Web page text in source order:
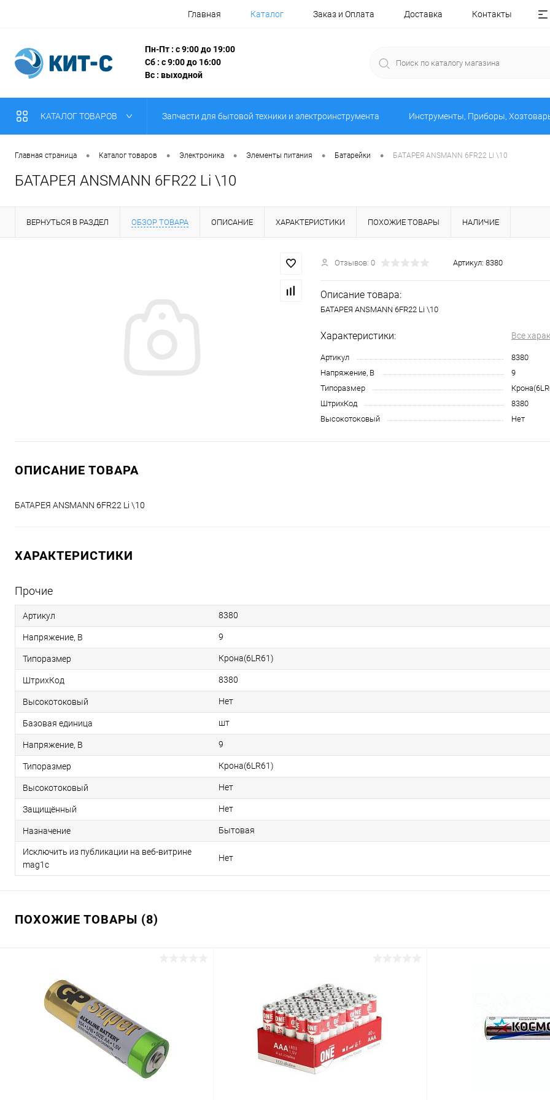
Главная Каталог Заказ и Оплата Доставка Контакты
Пн-Пт : с 9:00 до 19:00
Сб : с 9:00 до 16:00
Вс : выходной
КАТАЛОГ ТОВАРОВ Запчасти для бытовой техники и электроинструмента Инструменты, Приборы,
Главная страница • Каталог товаров • Электроника • Элементы питания • Батарейки • БАТАРЕЯ ANSMANN 6FR22 Li \10
БАТАРЕЯ ANSMANN 6FR22 Li \10
ВЕРНУТЬСЯ В РАЗДЕЛ ОБЗОР ТОВАРА ОПИСАНИЕ ХАРАКТЕРИСТИКИ ПОХОЖИЕ ТОВАРЫ НАЛИЧИЕ
Отзывов: 0 Артикул: 8380
Описание товара:
БАТАРЕЯ ANSMANN 6FR22 Li \10
Характеристики: Все
Артикул
8380
Напряжение, В
9
Типоразмер
ШтрихКод
8380
Высокотоковый
Нет
ОПИСАНИЕ ТОВАРА
БАТАРЕЯ ANSMANN 6FR22 Li \10
ХАРАКТЕРИСТИКИ
Прочие
Артикул 8380
Напряжение, В 9
Типоразмер Крона(6LR61)
ШтрихКод 8380
Высокотоковый Нет
Базовая единица шт
Напряжение, В 9
Типоразмер Крона(6LR61)
Высокотоковый Нет
Защищённый Нет
Назначение Бытовая
Исключить из публикации на веб-витрине
mag1c
Нет
ПОХОЖИЕ ТОВАРЫ (8)